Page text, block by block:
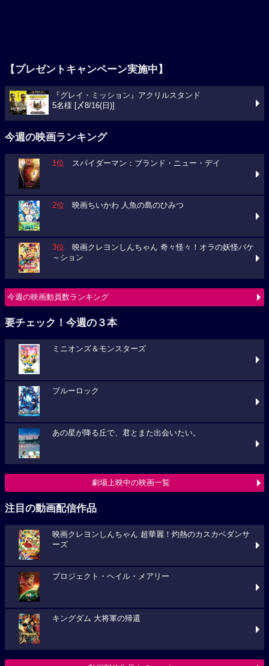
【プレゼントキャンペーン実施中】
『グレイ・ミッション』アクリルスタンド
5名様 [〆8/16(日)]
今週の映画ランキング
1位 スパイダーマン：ブランド・ニュー・デイ
2位 映画ちいかわ 人魚の島のひみつ
3位 映画クレヨンしんちゃん 奇々怪々！オラの妖怪バケ
～ション
今週の映画動員数ランキング
要チェック！今週の３本
ミニオンズ＆モンスターズ
ブルーロック
あの星が降る丘で、君とまた出会いたい。
劇場上映中の映画一覧
注目の動画配信作品
映画クレヨンしんちゃん 超華麗！灼熱のカスカベダンサ
ーズ
プロジェクト・ヘイル・メアリー
キングダム 大将軍の帰還